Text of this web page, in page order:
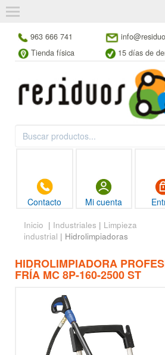
963 666 741
Tienda física
15 días de
Contacto Mi cuenta
Inicio | Industriales | Limpieza
industrial | Hidrolimpiadoras
HIDROLIMPIADORA
FRÍA MC 8P-160-2500 ST